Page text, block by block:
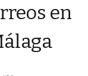
en